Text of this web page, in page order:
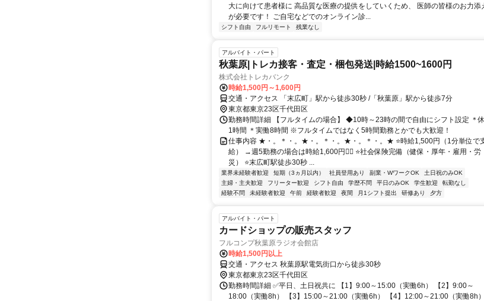
大に向けて患者様に 高品質な医療の提供をしていくため、 医師の皆様のお力添
が必要です！ ご自宅などでのオンライン診...
シフト自由 フルリモート 残業なし
アルバイト・パート
秋葉原|トレカ接客・査定・梱包発送|時給1500~1600円
株式会社トレカバンク
時給1,500円～1,600円
交通・アクセス 「末広町」駅から徒歩30秒 /「秋葉原」駅から徒歩7分
東京都東京23区千代田区
勤務時間詳細 【フルタイムの場合】 ◆10時～23時の間で自由にシフト設定 ＊
1時間 ＊実働8時間 ※フルタイムではなく5時間勤務とかでも大歓迎！
仕事内容 ★・。＊・。★・。＊・。★・。＊・。★ ⭐時給1,500円（1分単位で
給） →週5勤務の場合は時給1,600円❤️‍🔥 ⭐社会保険完備（健保・厚年・雇用・労
災） ⭐末広町駅徒歩30秒 ...
業界未経験者歓迎 短期（3ヵ月以内） 社員登用あり 副業・WワークOK
土日祝のみOK
主婦・主夫歓迎
フリーター歓迎 シフト自由 学歴不問 平日のみOK 学生歓迎
転勤なし
経験不問
未経験者歓迎 午前 経験者歓迎 夜間 月1シフト提出 研修あり 夕方
アルバイト・パート
カードショップの販売スタッフ
フルコンプ秋葉原ラジオ会館店
時給1,500円以上
交通・アクセス 秋葉原駅電気街口から徒歩30秒
東京都東京23区千代田区
勤務時間詳細 ✅平日、土日祝共に 【1】9:00～15:00（実働6h） 【2】9:00～
18:00（実働8h） 【3】15:00～21:00（実働6h） 【4】12:00～21:00（実働8h